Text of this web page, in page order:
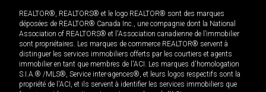
REALTOR®, REALTORS® et le logo REALTOR® sont des marques
déposées de REALTOR® Canada Inc., une compagnie dont la National
Association of REALTORS® et l'Association canadienne de l’immobilier
sont propriétaires. Les marques de commerce REALTOR® servent à
distinguer les services immobiliers offerts par les courtiers et agents
immobilier en tant que membres de l'ACI. Les marques d'homologation
S.I.A.® /MLS®, Service inter-agences®, et leurs logos respectifs sont la
propriété de l'ACI, et ils servent à identifier les services immobiliers que